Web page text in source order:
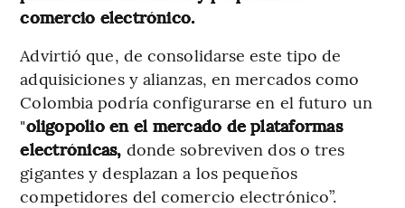
comercio electrónico.
Advirtió que, de consolidarse este tipo de
adquisiciones y alianzas, en mercados como
Colombia podría configurarse en el futuro un
"oligopolio en el mercado de plataformas
electrónicas, donde sobreviven dos o tres
gigantes y desplazan a los pequeños
competidores del comercio electrónico”.